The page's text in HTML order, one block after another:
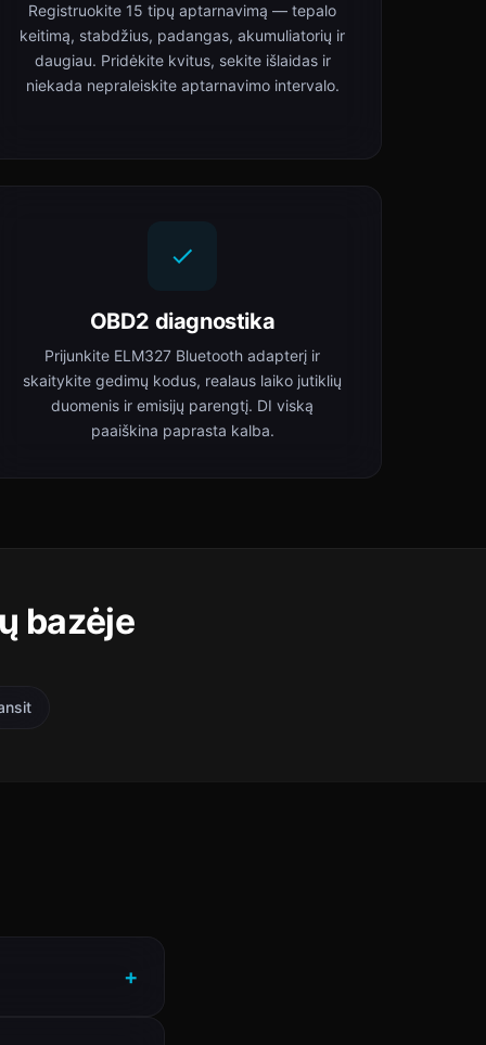
Registruokite 15 tipų aptarnavimą — tepalo
keitimą, stabdžius, padangas, akumuliatorių ir
daugiau. Pridėkite kvitus, sekite išlaidas ir
niekada nepraleiskite aptarnavimo intervalo.
OBD2 diagnostika
Prijunkite ELM327 Bluetooth adapterį ir
skaitykite gedimų kodus, realaus laiko jutiklių
duomenis ir emisijų parengtį. DI viską
paaiškina paprasta kalba.
bazėje